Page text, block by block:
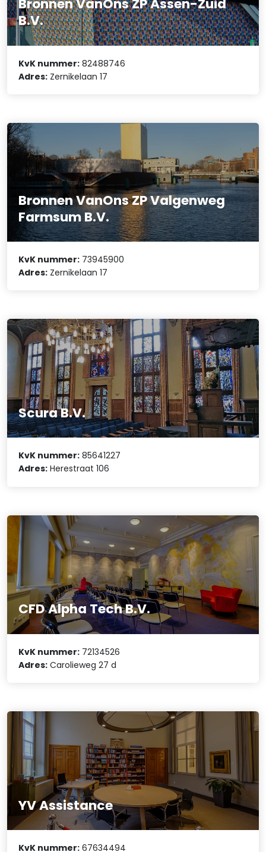
Bronnen VanOns ZP Assen-Zuid
B.V.
KvK nummer: 82488746
Adres: Zernikelaan 17
Bronnen VanOns ZP Valgenweg
Farmsum B.V.
KvK nummer: 73945900
Adres: Zernikelaan 17
Scura B.V.
KvK nummer: 85641227
Adres: Herestraat 106
CFD Alpha Tech B.V.
KvK nummer: 72134526
Adres: Carolieweg 27 d
YV Assistance
KvK nummer: 67634494